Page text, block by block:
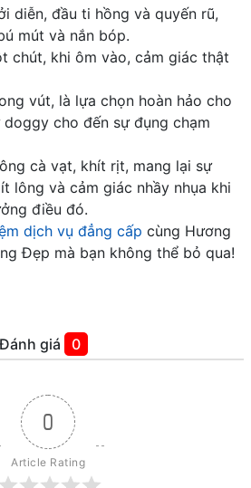
diễn, đầu ti hồng và quyến rũ,
mút và nắn bóp.
chút, khi ôm vào, cảm giác thật
vút, là lựa chọn hoàn hảo cho
cho đến sự đụng chạm
cà vạt, khít rịt, mang lại sự
lông và cảm giác nhầy nhụa khi
điều đó.
dịch vụ đẳng cấp cùng Hương
Đẹp mà bạn không thể bỏ qua!
giá 0
0
Article Rating